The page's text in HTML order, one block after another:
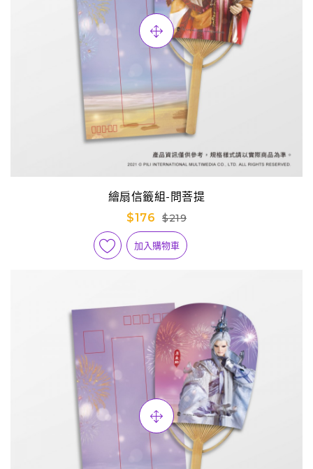
繪扇信籤組-問菩提
$176
$219
加入購物車